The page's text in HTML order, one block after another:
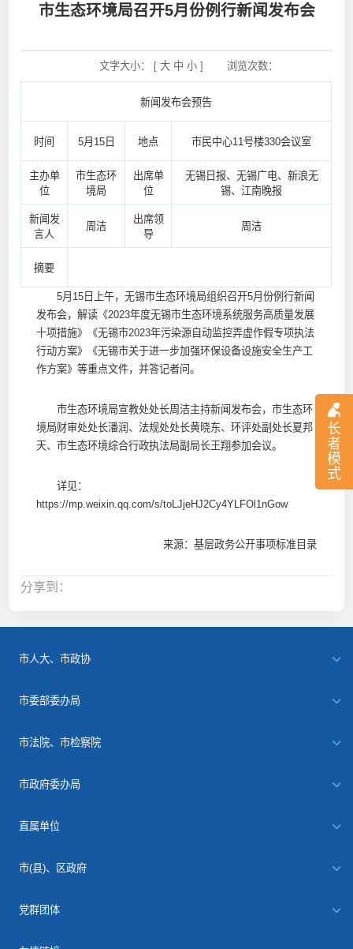
长
者
模
式
市生态环境局召开5月份例行新闻发布会
文字大小： [ 大 中 小] 浏览次数：
新闻发布会预告
时间 5月15日 地点 市民中心11号楼330会议室
主办单
位
市生态环
境局
出席单
位
无锡日报、无锡广电、新浪无
锡、江南晚报
新闻发
言人
周洁
出席领
导
周洁
摘要
5月15日上午，无锡市生态环境局组织召开5月份例行新闻
发布会，解读《2023年度无锡市生态环境系统服务高质量发展
十项措施》《无锡市2023年污染源自动监控弄虚作假专项执法
行动方案》《无锡市关于进一步加强环保设备设施安全生产工
作方案》等重点文件，并答记者问。
市生态环境局宣教处处长周洁主持新闻发布会，市生态环
境局财审处处长潘润、法规处处长黄晓东、环评处副处长夏邦
天、市生态环境综合行政执法局副局长王翔参加会议。
详见：
https://mp.weixin.qq.com/s/toLJjeHJ2Cy4YLFOl1nGow
来源：基层政务公开事项标准目录
分享到：
市人大、市政协
市委部委办局
市法院、市检察院
市政府委办局
直属单位
市(县)、区政府
党群团体